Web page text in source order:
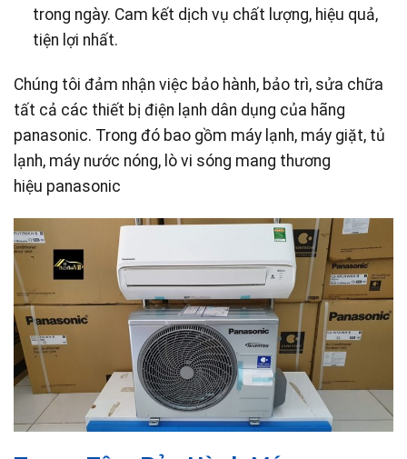
trong ngày. Cam kết dịch vụ chất lượng, hiệu quả,
tiện lợi nhất.
Chúng tôi đảm nhận việc bảo hành, bảo trì, sửa chữa
tất cả các thiết bị điện lạnh dân dụng của hãng
panasonic. Trong đó bao gồm máy lạnh, máy giặt, tủ
lạnh, máy nước nóng, lò vi sóng mang thương
hiệu panasonic